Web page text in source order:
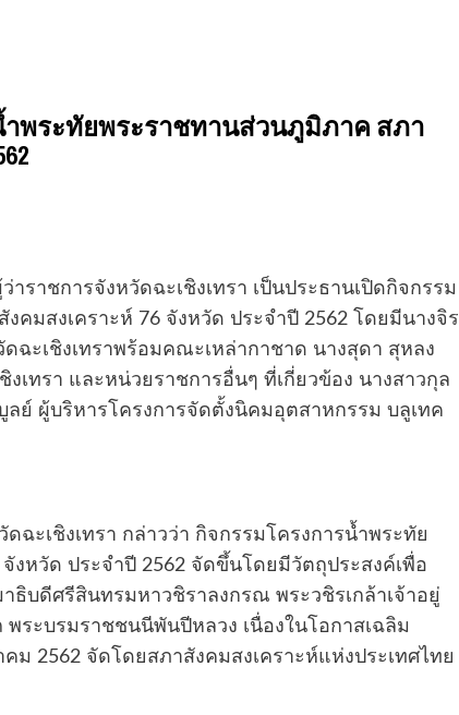
ำพระทัยพระราชทานส่วนภูมิภาค สภา
ราชการจังหวัดฉะเชิงเทรา เป็นประธานเปิดกิจกรรม
คมสงเคราะห์ 76 จังหวัด ประจำปี 2562 โดยมีนางจิร
ฉะเชิงเทราพร้อมคณะเหล่ากาชาด นางสุดา สุหลง
ทรา และหน่วยราชการอื่นๆ ที่เกี่ยวข้อง นางสาวกุล
ย์ ผู้บริหารโครงการจัดตั้งนิคมอุตสาหกรรม บลูเทค
ฉะเชิงเทรา กล่าวว่า กิจกรรมโครงการน้ำพระทัย
หวัด ประจำปี 2562 จัดขึ้นโดยมีวัตถุประสงค์เพื่อ
ธิบดีศรีสินทรมหาวชิราลงกรณ พระวชิรเกล้าเจ้าอยู่
ระบรมราชชนนีพันปีหลวง เนื่องในโอกาสเฉลิม
2562 จัดโดยสภาสังคมสงเคราะห์แห่งประเทศไทย